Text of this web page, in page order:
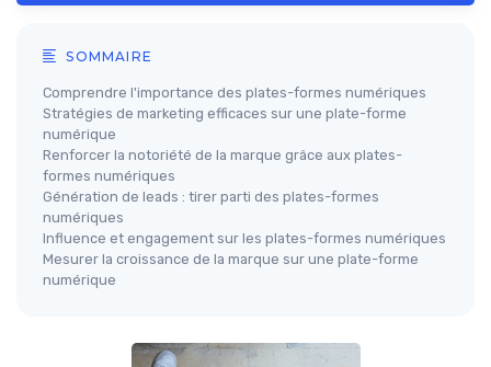
SOMMAIRE
Comprendre l'importance des plates-formes numériques
Stratégies de marketing efficaces sur une plate-forme
numérique
Renforcer la notoriété de la marque grâce aux plates-
formes numériques
Génération de leads : tirer parti des plates-formes
numériques
Influence et engagement sur les plates-formes numériques
Mesurer la croissance de la marque sur une plate-forme
numérique